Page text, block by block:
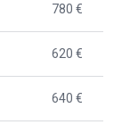
780 €
620 €
640 €